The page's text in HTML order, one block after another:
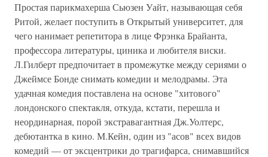
Простая парикмахерша Сьюзен Уайт, называющая себя
Ритой, желает поступить в Открытый университет, для
чего нанимает репетитора в лице Фрэнка Брайанта,
профессора литературы, циника и любителя виски.
Л.Гилберт предпочитает в промежутке между сериями о
Джеймсе Бонде снимать комедии и мелодрамы. Эта
удачная комедия поставлена на основе "хитового"
лондонского спектакля, откуда, кстати, перешла и
неординарная, порой экстравагантная Дж.Уолтерс,
дебютантка в кино. М.Кейн, один из "асов" всех видов
комедий — от эксцентрики до трагифарса, снимавшийся